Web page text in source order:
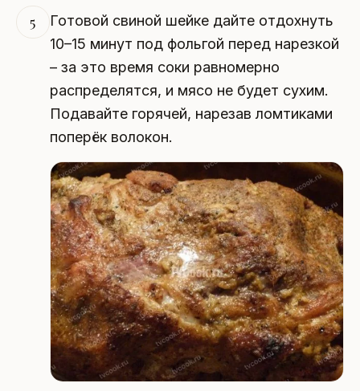
5
Готовой свиной шейке дайте отдохнуть
10–15 минут под фольгой перед нарезкой
– за это время соки равномерно
распределятся, и мясо не будет сухим.
Подавайте горячей, нарезав ломтиками
поперёк волокон.